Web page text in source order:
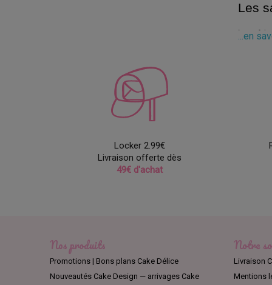
Les
Les
Les
notes de
moulage.
...en
Locker 2.99€
Livraison offerte dès
49€ d'achat
Nos produits
Promotions | Bons plans Cake Délice
Nouveautés Cake Design — arrivages Cake
Notre
Livraison
Mentions